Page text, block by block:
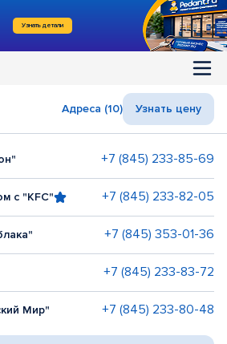
Узнать детали
Адреса (10) Узнать цену
+7 (845) 233-85-69
с "KFC" +7 (845) 233-82-05
+7 (845) 353-01-36
+7 (845) 233-83-72
Мир" +7 (845) 233-80-48